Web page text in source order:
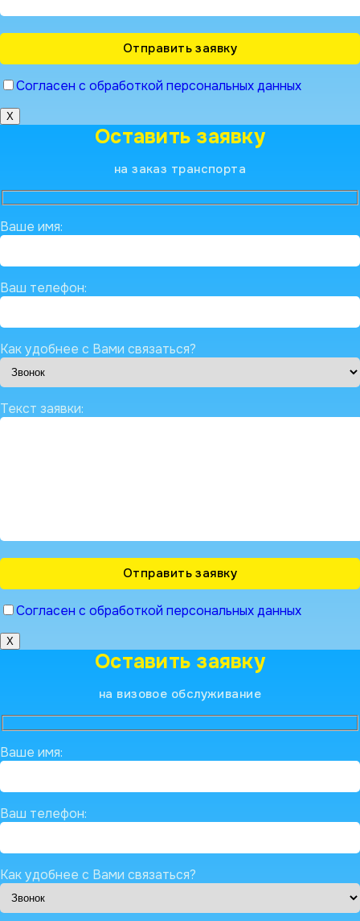
Согласен с обработкой персональных данных
X
Оставить заявку
на заказ транспорта
Ваше имя:
Ваш телефон:
Как удобнее с Вами связаться?
Текст заявки:
Согласен с обработкой персональных данных
X
Оставить заявку
на визовое обслуживание
Ваше имя:
Ваш телефон:
Как удобнее с Вами связаться?